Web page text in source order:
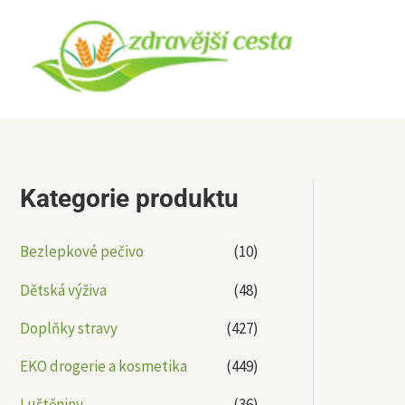
obsah
Kategorie produktu
Bezlepkové pečivo
(10)
Dětská výživa
(48)
Doplňky stravy
(427)
EKO drogerie a kosmetika
(449)